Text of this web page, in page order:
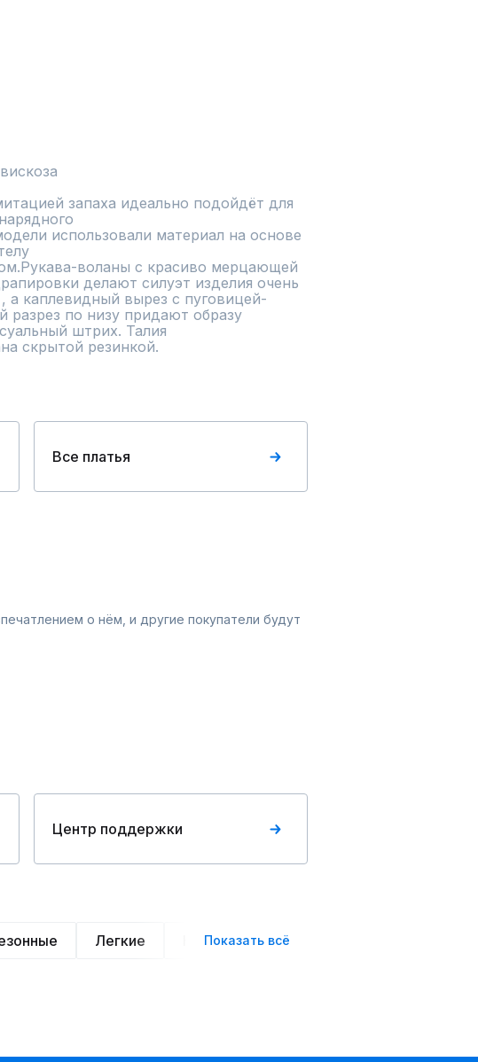
запаха идеально подойдёт для
использовали материал на основе
воланы с красиво мерцающей
делают силуэт изделия очень
а каплевидный вырез с пуговицей-
разрез по низу придают образу
штрих. Талия
скрытой резинкой.
Все платья
о нём, и другие покупатели будут
Центр поддержки
Легкие Нарядные
Показать всё